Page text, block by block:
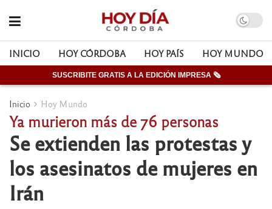
INICIO HOY CÓRDOBA HOY PAÍS HOY MUNDO
SUSCRIBITE GRATIS A LA EDICIÓN IMPRESA 🗞
Inicio Hoy Mundo
Ya murieron más de 76 personas
Se extienden las protestas y
los asesinatos de mujeres en
Irán